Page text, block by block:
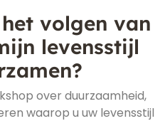
volgen van
levensstijl
over duurzaamheid,
waarop u uw levensstijl